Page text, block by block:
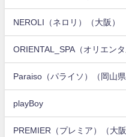
NEROLI（ネロリ）（大阪）
ORIENTAL_SPA（オリエン
Paraiso（パライソ）（岡山県
playBoy
PREMIER（プレミア）（大阪